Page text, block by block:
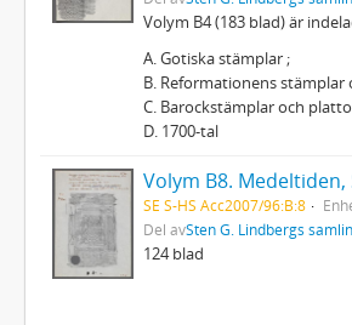
Volym B4 (183 blad) är
A. Gotiska stämplar ;
B. Reformationens stämplar
C. Barockstämplar och
D. 1700-tal
SE S-HS Acc2007/96:B:8
Del avSten G. Lindbergs
124 blad